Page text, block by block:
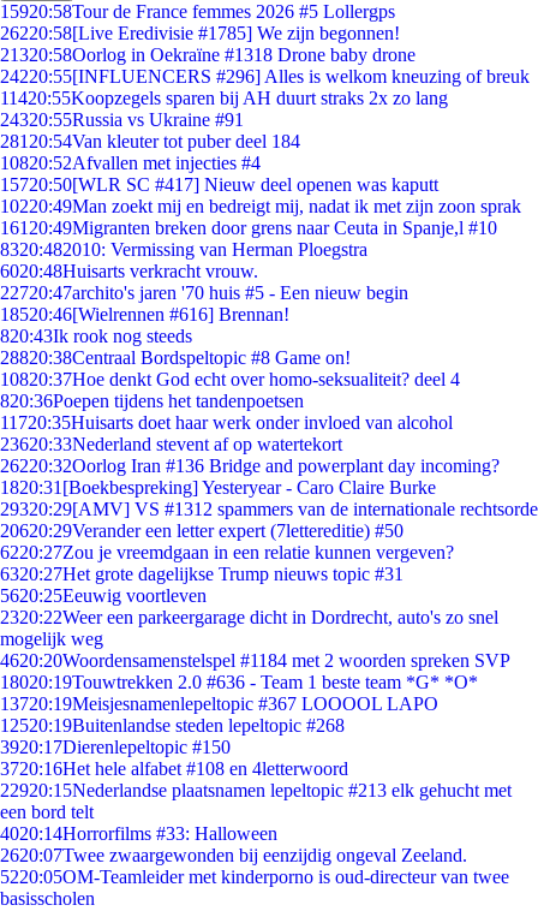
15920:58Tour de France femmes 2026 #5 Lollergps
26220:58[Live Eredivisie #1785] We zijn begonnen!
21320:58Oorlog in Oekraïne #1318 Drone baby drone
24220:55[INFLUENCERS #296] Alles is welkom kneuzing of breuk
11420:55Koopzegels sparen bij AH duurt straks 2x zo lang
24320:55Russia vs Ukraine #91
281 20:54Van kleuter tot puber deel 184
10820:52Afvallen met injecties #4
15720:50[WLR SC #417] Nieuw deel openen was kaputt
10220:49Man zoekt mij en bedreigt mij, nadat ik met zijn zoon sprak
161 20:49Migranten breken door grens naar Ceuta in Spanje,l #10
8320:482010: Vermissing van Herman Ploegstra
6020:48Huisarts verkracht vrouw.
22720:47archito's jaren '70 huis #5 - Een nieuw begin
18520:46[Wielrennen #616] Brennan!
820:43Ik rook nog steeds
28820:38Centraal Bordspeltopic #8 Game on!
10820:37Hoe denkt God echt over homo-seksualiteit? deel 4
820:36Poepen tijdens het tandenpoetsen
11720:35Huisarts doet haar werk onder invloed van alcohol
23620:33Nederland stevent af op watertekort
26220:32Oorlog Iran #136 Bridge and powerplant day incoming?
1820:31 [Boekbespreking] Yesteryear - Caro Claire Burke
29320:29[AMV] VS #1312 spammers van de internationale rechtsorde
20620:29Verander een letter expert (7lettereditie) #50
6220:27Zou je vreemdgaan in een relatie kunnen vergeven?
6320:27Het grote dagelijkse Trump nieuws topic #31
5620:25Eeuwig voortleven
2320:22Weer een parkeergarage dicht in Dordrecht, auto's zo snel
mogelijk weg
4620:20Woordensamenstelspel #1184 met 2 woorden spreken SVP
18020:19Touwtrekken 2.0 #636 - Team 1 beste team *G* *O*
13720:19Meisjesnamenlepeltopic #367 LOOOOL LAPO
12520:19Buitenlandse steden lepeltopic #268
3920:17Dierenlepeltopic #150
3720:16Het hele alfabet #108 en 4letterwoord
22920:15Nederlandse plaatsnamen lepeltopic #213 elk gehucht met
een bord telt
4020:14Horrorfilms #33: Halloween
2620:07Twee zwaargewonden bij eenzijdig ongeval Zeeland.
5220:05OM-Teamleider met kinderporno is oud-directeur van twee
basisscholen